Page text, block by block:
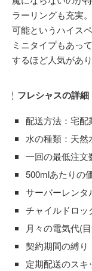
ラーリングも充実
可能というハイス
ミニタイプもあっ
するほど人気があり
フレシャスの詳細
配送方法：宅配
水の種類：天然
一回の最低注文
500mlあたりの
サーバーレンタ
チャイルドロッ
月々の電気代(
契約期間の縛り
定期配送のス